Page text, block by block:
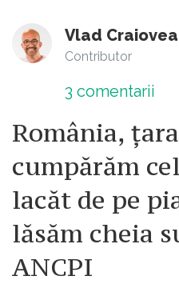
Vlad
Contributor
3 comentarii
România,
cumpărăm
lacăt de pe
lăsăm cheia
ANCPI